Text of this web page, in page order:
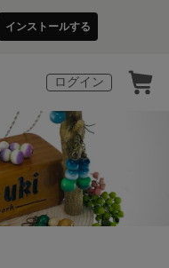
インストールする
ログイン